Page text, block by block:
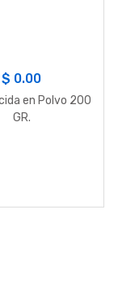
$ 0.00
en Polvo 200
GR.